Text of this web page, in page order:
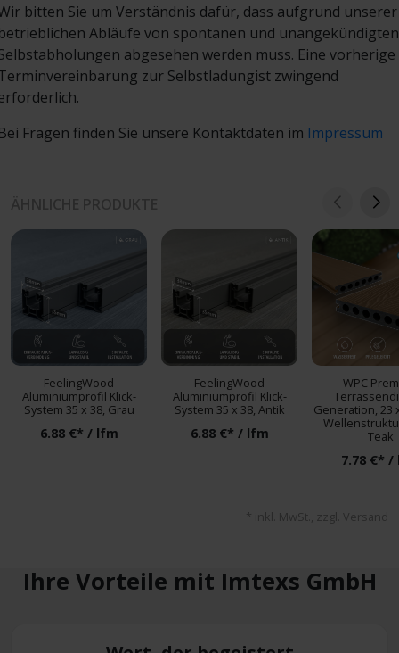
bitten Sie um Verständnis dafür, dass aufgrund unserer
Abläufe von spontanen und unangekündigten
abgesehen werden muss. Eine vorherige
zur Selbstladungist zwingend
Fragen finden Sie unsere Kontaktdaten im Impressum
FeelingWood
Aluminiumprofil Klick-
System 35 x 38, Grau
6.88 €* / lfm
FeelingWood
Aluminiumprofil Klick-
System 35 x 38, Antik
6.88 €* / lfm
WPC
Generation, 23
Teak
7.78 €*
* inkl. MwSt., zzgl. Versand
Ihre Vorteile mit Imtexs GmbH